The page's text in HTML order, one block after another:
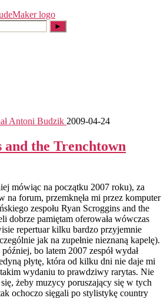
Antoni Budzik 2009-04-24
and the Trenchtown
mówiąc na początku 2007 roku), za
na forum, przemknęła mi przez komputer
zespołu Ryan Scroggins and the
dobrze pamiętam oferowała wówczas
repertuar kilku bardzo przyjemnie
jak na zupełnie nieznaną kapelę).
bo latem 2007 zespół wydał
płytę, która od kilku dni nie daje mi
wydaniu to prawdziwy rarytas. Nie
żeby muzycy poruszający się w tych
ochoczo sięgali po stylistykę country